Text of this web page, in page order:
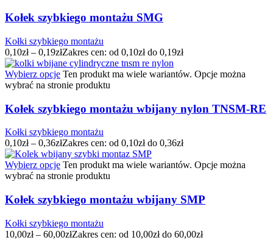
Kołek szybkiego montażu SMG
Kołki szybkiego montażu
0,10zł – 0,19złZakres cen: od 0,10zł do 0,19zł
Wybierz opcje Ten produkt ma wiele wariantów. Opcje można
wybrać na stronie produktu
Kołek szybkiego montażu wbijany nylon TNSM-RE
Kołki szybkiego montażu
0,10zł – 0,36złZakres cen: od 0,10zł do 0,36zł
Wybierz opcje Ten produkt ma wiele wariantów. Opcje można
wybrać na stronie produktu
Kołek szybkiego montażu wbijany SMP
Kołki szybkiego montażu
10,00zł – 60,00złZakres cen: od 10,00zł do 60,00zł